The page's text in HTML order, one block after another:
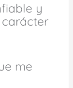
y
me